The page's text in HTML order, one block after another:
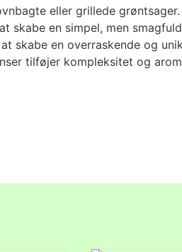
eller grillede grøntsager.
skabe en simpel, men
skabe en overraskende og
tilføjer kompleksitet og